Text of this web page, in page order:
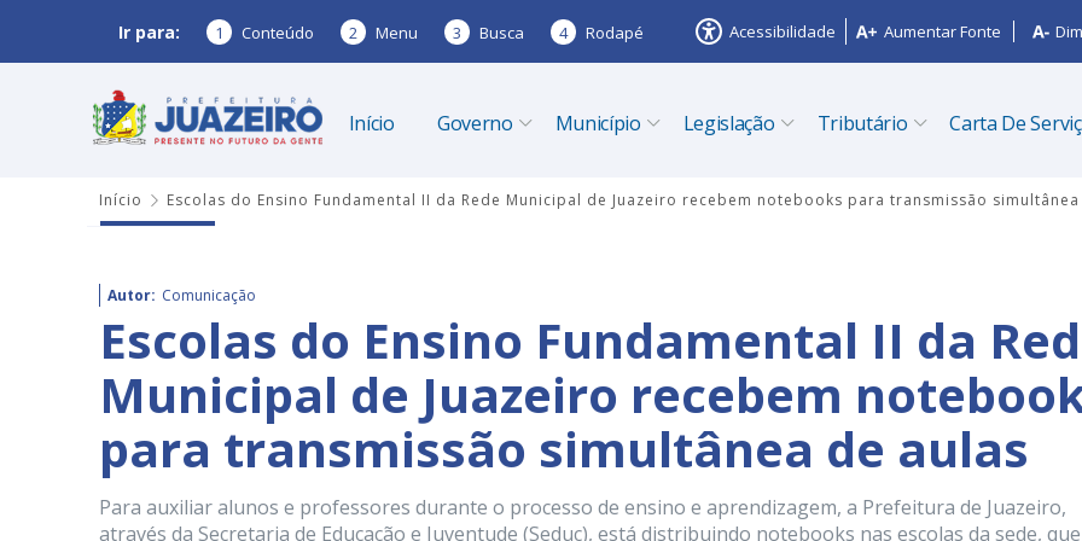
Ir para: 1 Conteúdo 2 Menu 3 Busca 4 Rodapé Acessibilidade Aumentar Fonte
Início Governo Município Legislação Tributário Carta De
Início Escolas do Ensino Fundamental II da Rede Municipal de Juazeiro recebem notebooks para transmissão
Autor: Comunicação
Escolas do Ensino Fundamental II da
Municipal de Juazeiro recebem
para transmissão simultânea de aulas
Para auxiliar alunos e professores durante o processo de ensino e aprendizagem, a Prefeitura de Juazeiro,
através da Secretaria de Educação e Juventude (Seduc), está distribuindo notebooks nas escolas da sede, que